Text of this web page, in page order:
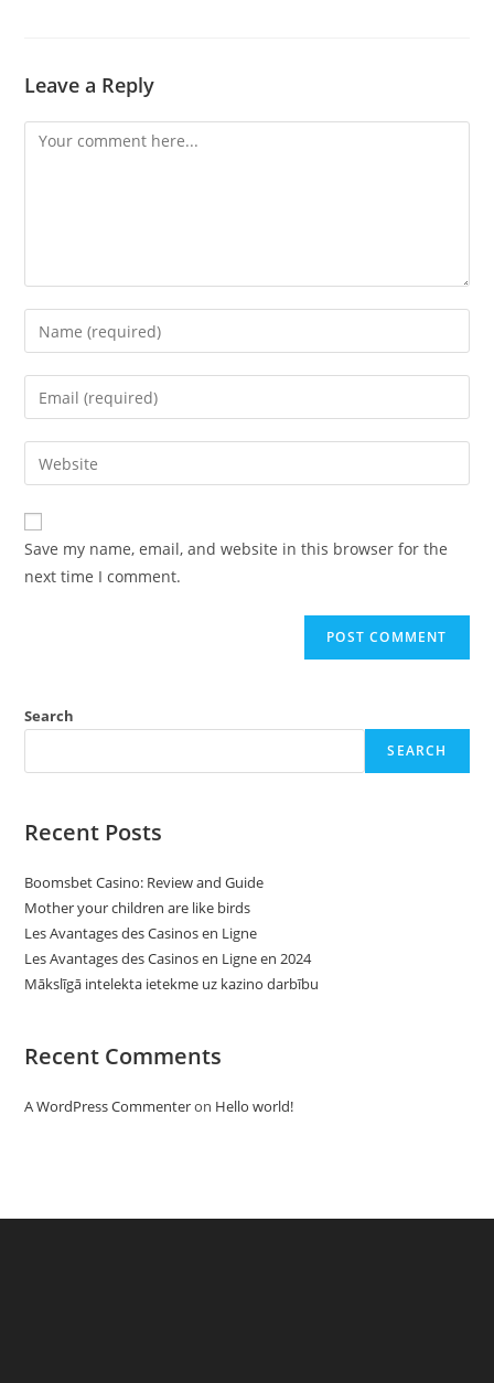
Leave a Reply
Comment
Enter
your
name
comment
Enter
your
email
address
comment
Enter
your
website
URL
(optional)
Save my name, email, and website in this browser for the
next time I comment.
Search
SEARCH
Recent Posts
Boomsbet Casino: Review and Guide
Mother your children are like birds
Les Avantages des Casinos en Ligne
Les Avantages des Casinos en Ligne en 2024
Mākslīgā intelekta ietekme uz kazino darbību
Recent Comments
A WordPress Commenteron Hello world!